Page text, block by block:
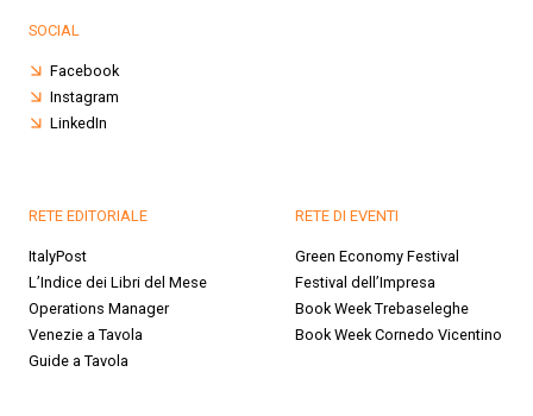
SOCIAL
Facebook
Instagram
LinkedIn
RETE EDITORIALE
ItalyPost
L’Indice dei Libri del Mese
Operations Manager
Venezie a Tavola
Guide a Tavola
RETE DI EVENTI
Green Economy Festival
Festival dell’Impresa
Book Week Trebaseleghe
Book Week Cornedo Vicentino